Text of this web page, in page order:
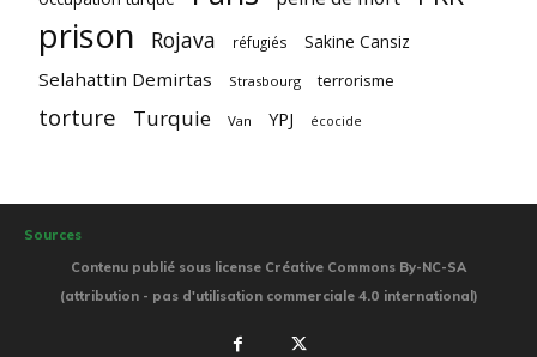
prison Rojava réfugiés Sakine Cansiz
Selahattin Demirtas Strasbourg terrorisme
torture Turquie Van YPJ écocide
Sources
Contenu publié sous license Créative Commons By-NC-SA
(attribution - pas d'utilisation commerciale 4.0 international)